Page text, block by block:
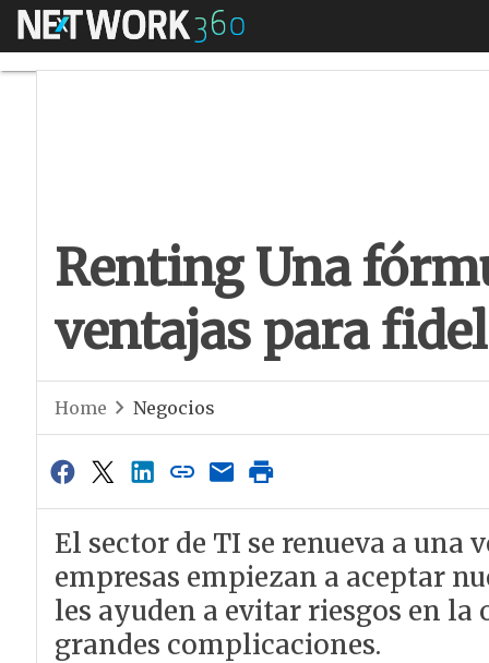
Menú Renting Una
Renting Una
ventajas para
Home Negocios
El sector de TI se renueva a
empresas empiezan a aceptar
les ayuden a evitar riesgos en la
grandes complicaciones.